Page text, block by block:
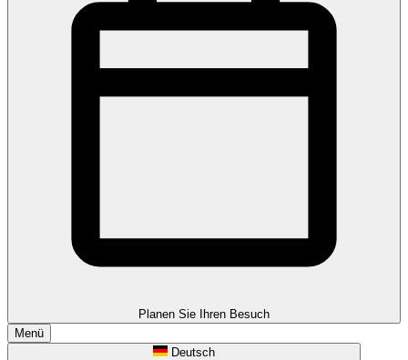
Planen Sie Ihren Besuch
Menü
Deutsch